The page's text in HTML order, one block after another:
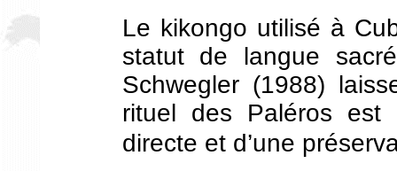
Le kikongo utilisé à
statut de langue
Schwegler (1988)
rituel des Paléros est
directe et d’une